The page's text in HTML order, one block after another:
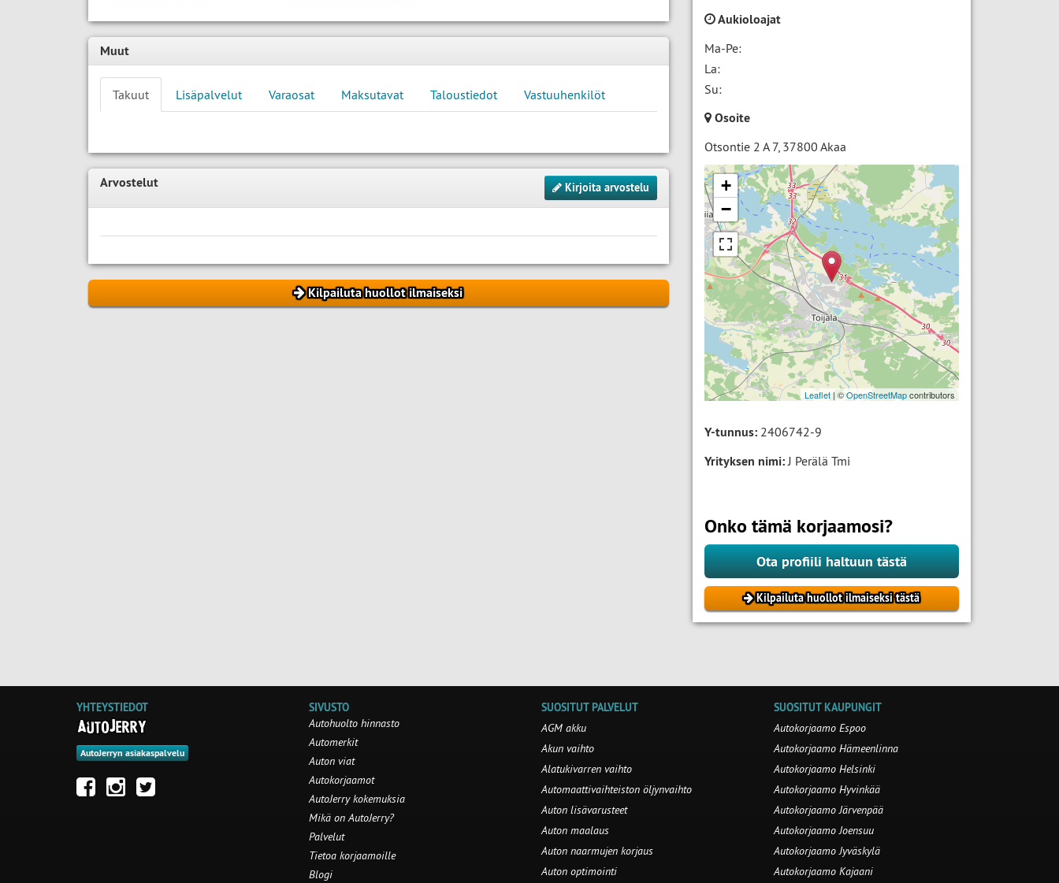
Aukioloajat
Ma-Pe:
La:
Su:
Osoite
Otsontie 2 A 7, 37800 Akaa
+
−
Leaflet | ©OpenStreetMapcontributors
Y-tunnus:2406742-9
Yrityksen nimi:J Perälä Tmi
Onko tämä korjaamosi?
Ota profiili haltuun tästä
Kilpailuta huollot ilmaiseksi tästä
Muut
Takuut Lisäpalvelut Varaosat Maksutavat Taloustiedot Vastuuhenkilöt
Arvostelut Kirjoita arvostelu
Kilpailuta huollot ilmaiseksi
YHTEYSTIEDOT
AutoJerryn asiakaspalvelu
SIVUSTO
Autohuolto hinnasto
Automerkit
Auton viat
Autokorjaamot
AutoJerry kokemuksia
Mikä on AutoJerry?
Palvelut
Tietoa korjaamoille
Blogi
SUOSITUT PALVELUT
AGM akku
Akun vaihto
Alatukivarren vaihto
Automaattivaihteiston öljynvaihto
Auton lisävarusteet
Auton maalaus
Auton naarmujen korjaus
Auton optimointi
SUOSITUT KAUPUNGIT
Autokorjaamo Espoo
Autokorjaamo Hämeenlinna
Autokorjaamo Helsinki
Autokorjaamo Hyvinkää
Autokorjaamo Järvenpää
Autokorjaamo Joensuu
Autokorjaamo Jyväskylä
Autokorjaamo Kajaani